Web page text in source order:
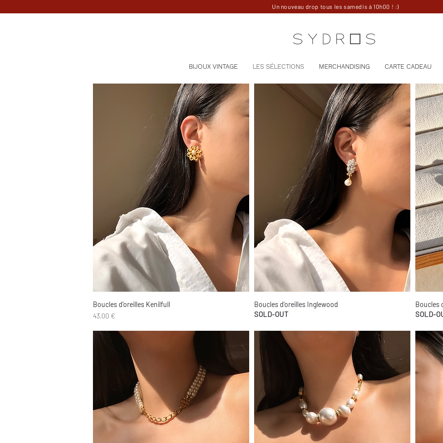
Un nouveau drop tous les samedis à 10h00 ! :)
BIJOUX VINTAGE LES SÉLECTIONS MERCHANDISING CARTE CADEAU
Aperçu rapide
Boucles d'oreilles Kenilfull
Prix
43,00 €
Aperçu rapide
Boucles d'oreilles Inglewood
SOLD-OUT
Boucles
SOLD-